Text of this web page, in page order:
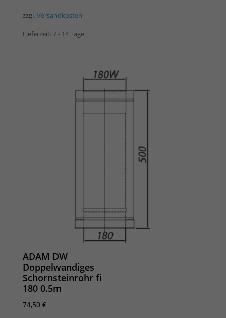
zzgl. Versandkosten
Lieferzeit: 7 - 14 Tage
ADAM DW
Doppelwandiges
Schornsteinrohr fi
180 0.5m
74,50 €